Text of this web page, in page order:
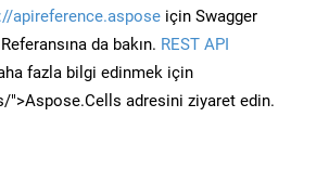
apireference.aspose için Swagger
da bakın. REST API
fazla bilgi edinmek için
">Aspose.Cells adresini ziyaret edin.